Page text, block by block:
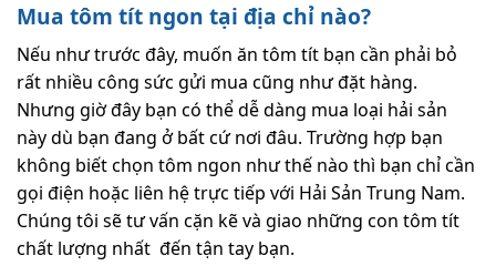
Mua tôm tít ngon tại địa chỉ nào?
Nếu như trước đây, muốn ăn tôm tít bạn cần phải bỏ
rất nhiều công sức gửi mua cũng như đặt hàng.
Nhưng giờ đây bạn có thể dễ dàng mua loại hải sản
này dù bạn đang ở bất cứ nơi đâu. Trường hợp bạn
không biết chọn tôm ngon như thế nào thì bạn chỉ cần
gọi điện hoặc liên hệ trực tiếp với Hải Sản Trung Nam.
Chúng tôi sẽ tư vấn cặn kẽ và giao những con tôm tít
chất lượng nhất đến tận tay bạn.